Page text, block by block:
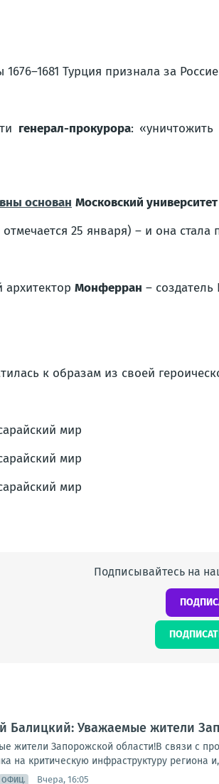
Турция признала за
генерал-прокурора:
основан Московский университет
25 января) – и она стала
Монферран – создатель
к образам из своей
Подписывайтесь на
Балицкий: Уважаемые жители
жители Запорожской области!В связи с
на критическую инфраструктуру региона
ОФИЦ. Вчера, 16:05